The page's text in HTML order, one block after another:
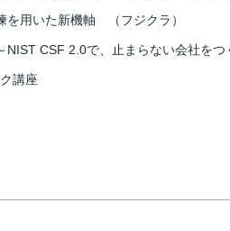
を用いた新機軸 （フジクラ）
CSF 2.0で、止まらない会社をつ
講座